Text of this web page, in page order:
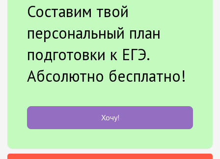
Составим твой
персональный план
подготовки к ЕГЭ.
Абсолютно бесплатно!
Хочу!